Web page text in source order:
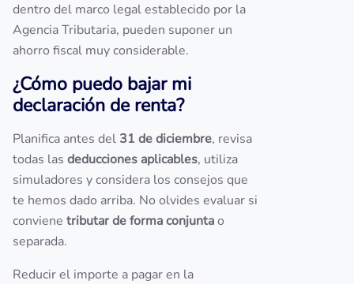
dentro del marco legal establecido por la
Agencia Tributaria, pueden suponer un
ahorro fiscal muy considerable.
¿Cómo puedo bajar mi
declaración de renta?
Planifica antes del 31 de diciembre, revisa
todas las deducciones aplicables, utiliza
simuladores y considera los consejos que
te hemos dado arriba. No olvides evaluar si
conviene tributar de forma conjuntao
separada.
Reducir el importe a pagar en la